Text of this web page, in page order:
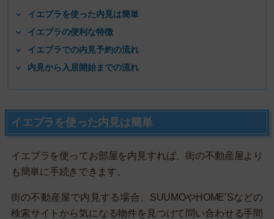
イエプラを使った内見は簡単
イエプラの便利な特徴
イエプラでの内見予約の流れ
内見から入居開始までの流れ
イエプラを使った内見は簡単
イエプラを使ってお部屋を内見すれば、街の不動産屋より
も簡単に手続きできます。
街の不動産屋で内見する場合、SUUMOやHOME’Sなどの
検索サイトから気になる物件を見つけて問い合わせる手間